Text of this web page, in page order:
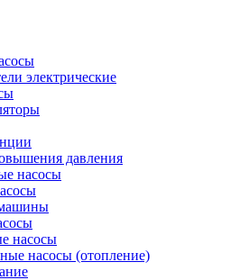
электрические
давления
насосы
насосы
насосы (отопление)